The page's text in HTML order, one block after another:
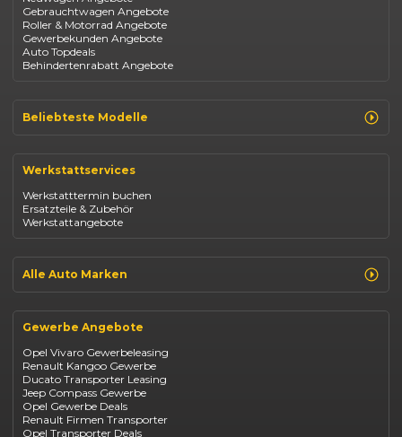
Gebrauchtwagen Angebote
Roller & Motorrad Angebote
Gewerbekunden Angebote
Auto Topdeals
Behindertenrabatt Angebote
Beliebteste Modelle
Opel Corsa
Fiat 500
Dacia Duster
Dacia Sandero
Jeep Compass
Suzuki Vitara
Suzuki Swift
Mazda CX-30
Werkstattservices
Werkstatttermin buchen
Ersatzteile & Zubehör
Werkstattangebote
Alle Auto Marken
Opel
Fiat
Jeep
Suzuki
BYD
Kia
Mazda
Citroën
Gewerbe Angebote
Opel Vivaro Gewerbeleasing
Renault Kangoo Gewerbe
Ducato Transporter Leasing
Jeep Compass Gewerbe
Opel Gewerbe Deals
Renault Firmen Transporter
Opel Transporter Deals